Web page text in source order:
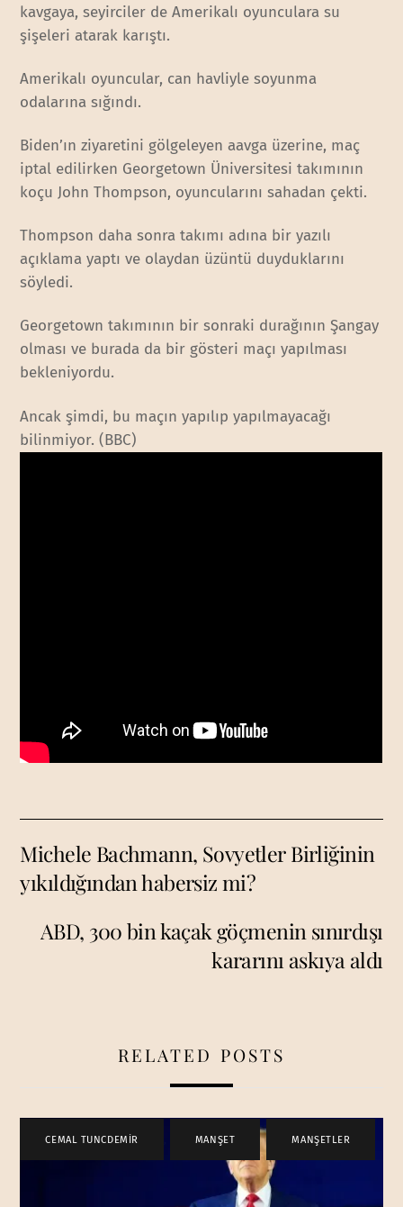
kavgaya, seyirciler de Amerikalı oyunculara su
şişeleri atarak karıştı.
Amerikalı oyuncular, can havliyle soyunma
odalarına sığındı.
Biden’ın ziyaretini gölgeleyen aavga üzerine, maç
iptal edilirken Georgetown Üniversitesi takımının
koçu John Thompson, oyuncularını sahadan çekti.
Thompson daha sonra takımı adına bir yazılı
açıklama yaptı ve olaydan üzüntü duyduklarını
söyledi.
Georgetown takımının bir sonraki durağının Şangay
olması ve burada da bir gösteri maçı yapılması
bekleniyordu.
Ancak şimdi, bu maçın yapılıp yapılmayacağı
bilinmiyor. (BBC)
Michele Bachmann, Sovyetler Birliğinin
yıkıldığından habersiz mi?
ABD, 300 bin kaçak göçmenin sınırdışı
kararını askıya aldı
RELATED POSTS
CEMAL TUNCDEMİR MANŞET , MANŞETLER